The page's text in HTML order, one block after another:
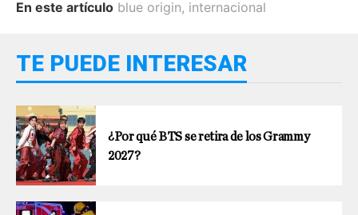
En este artículo blue origin, internacional
TE PUEDE INTERESAR
¿Por qué BTS se retira de los Grammy
2027?